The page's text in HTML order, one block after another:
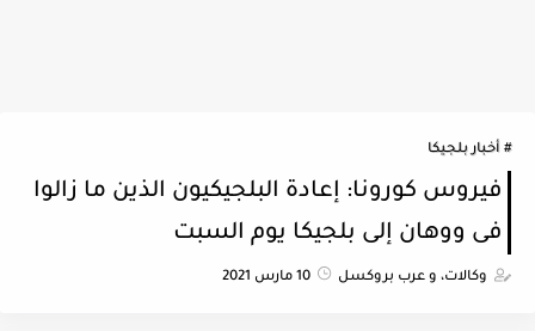
أخبار بلجيكا
فيروس كورونا: إعادة البلجيكيون الذين ما زالوا
فى ووهان إلى بلجيكا يوم السبت
وكالات، و عرب بروكسل 10 مارس 2021